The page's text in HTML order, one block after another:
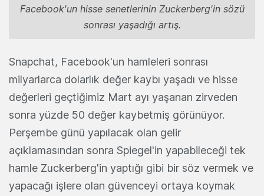
Facebook'un hisse senetlerinin Zuckerberg'in sözü
sonrası yaşadığı artış.
Snapchat, Facebook'un hamleleri sonrası
milyarlarca dolarlık değer kaybı yaşadı ve hisse
değerleri geçtiğimiz Mart ayı yaşanan zirveden
sonra yüzde 50 değer kaybetmiş görünüyor.
Perşembe günü yapılacak olan gelir
açıklamasından sonra Spiegel'in yapabileceği tek
hamle Zuckerberg'in yaptığı gibi bir söz vermek ve
yapacağı işlere olan güvenceyi ortaya koymak